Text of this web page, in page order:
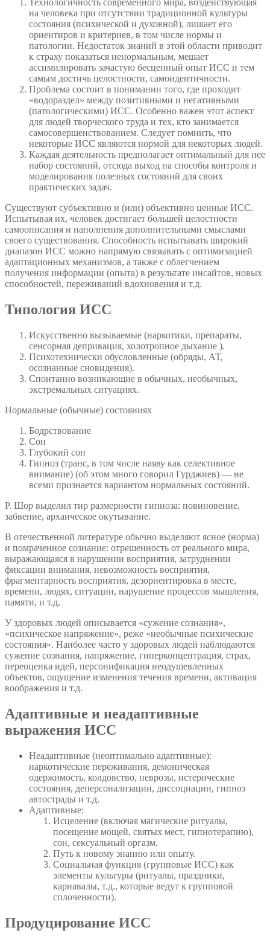
Технологичность современного мира, воздействующая
на человека при отсутствии традиционной культуры
состояния (психической и духовной), лишает его
ориентиров и критериев, в том числе нормы и
патологии. Недостаток знаний в этой области приводит
к страху показаться ненормальным, мешает
ассимилировать зачастую бесценный опыт ИСС и тем
самым достичь целостности, самоидентичности.
Проблема состоит в понимании того, где проходит
«водораздел» между позитивными и негативными
(патологическими) ИСС. Особенно важен этот аспект
для людей творческого труда и тех, кто занимается
самосовершенствованием. Следует помнить, что
некоторые ИСС являются нормой для некоторых людей.
Каждая деятельность предполагает оптимальный для нее
набор состояний, отсюда выход на способы контроля и
моделирования полезных состояний для своих
практических задач.
Существуют субъективно и (или) объективно ценные ИСС.
Испытывая их, человек достигает большей целостности
самоописания и наполнения дополнительными смыслами
своего существования. Способность испытывать широкий
диапазон ИСС можно напрямую связывать с оптимизацией
адаптационных механизмов, а также с облегчением
получения информации (опыта) в результате инсайтов, новых
способностей, переживаний вдохновения и т.д.
Типология ИСС
Искусственно вызываемые (наркотики, препараты,
сенсорная депривация, холотропное дыхание ).
Психотехнически обусловленные (обряды, АТ,
осознанные сновидения).
Спонтанно возникающие в обычных, необычных,
экстремальных ситуациях.
Нормальные (обычные) состояниях
Бодрствование
Сон
Глубокий сон
Гипноз (транс, в том числе наяву как селективное
внимание) (об этом много говорил Гурджиев) — не
всеми признается вариантом нормальных состояний.
Р. Шор выделил тир размерности гипноза: повиновение,
забвение, архаическое окутывание.
В отечественной литературе обычно выделяют ясное (норма)
и помраченное сознание: отрешенность от реального мира,
выражающаяся в нарушении восприятия, затруднении
фиксации внимания, невозможность восприятия,
фрагментарность восприятия, дезориентировка в месте,
времени, людях, ситуации, нарушение процессов мышления,
памяти, и т.д.
У здоровых людей описывается «сужение сознания»,
«психическое напряжение», реже «необычные психические
состояния». Наиболее часто у здоровых людей наблюдаются
сужение сознания, напряжение, гиперконцентрация, страх,
переоценка идей, персонификация неодушевленных
объектов, ощущение изменения течения времени, активация
воображения и т.д.
Адаптивные и неадаптивные
выражения ИСС
Неадаптивные (неоптимально адаптивные):
наркотические переживания, демоническая
одержимость, колдовство, неврозы, истерические
состояния, деперсонализации, диссоциации, гипноз
автострады и т.д.
Адаптивные:
Исцеление (включая магические ритуалы,
посещение мощей, святых мест, гипнотерапию),
сон, сексуальный оргазм.
Путь к новому знанию или опыту.
Социальная функция (групповые ИСС) как
элементы культуры (ритуалы, праздники,
карнавалы, т.д., которые ведут к групповой
сплоченности).
Продуцирование ИСС